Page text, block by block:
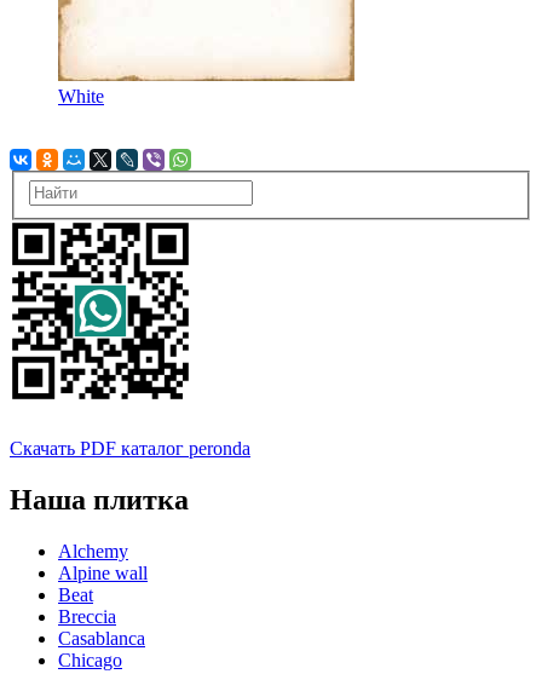
White
Скачать PDF каталог peronda
Наша плитка
Alchemy
Alpine wall
Beat
Breccia
Casablanca
Chicago